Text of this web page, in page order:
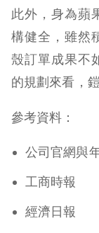
此外，身為蘋
構健全，雖然
殼訂單成果不
的規劃來看，
參考資料：
公司官網與
工商時報
經濟日報